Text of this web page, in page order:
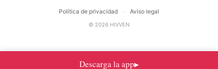
Política de privacidad · Aviso legal
© 2026 HIVVEN
Descarga la app▶